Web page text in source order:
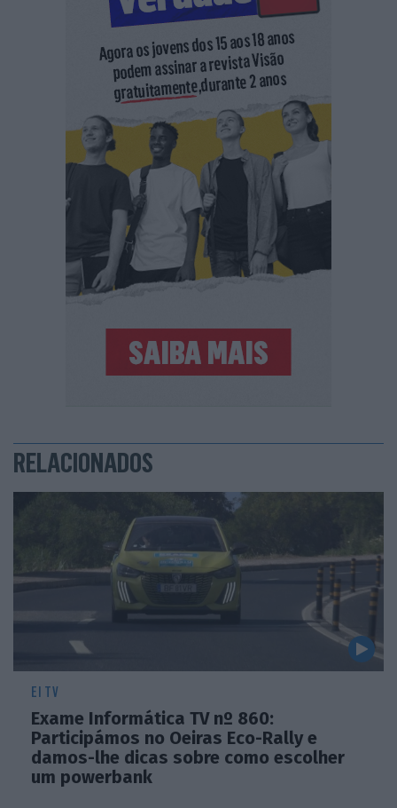
RELACIONADOS
EI TV
Exame Informática TV nº 860:
Participámos no Oeiras Eco-Rally e
damos-lhe dicas sobre como escolher
um powerbank